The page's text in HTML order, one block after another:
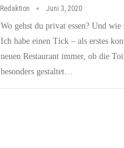
Redaktion Juni 3, 2020
Wo gehst du privat essen? Und
Ich habe einen Tick – als erstes
neuen Restaurant immer, ob die
besonders gestaltet…